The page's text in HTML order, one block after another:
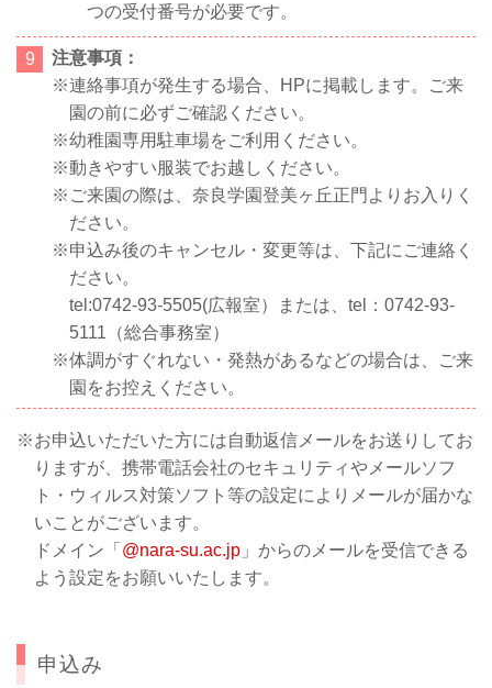
つの受付番号が必要です。
注意事項：
連絡事項が発生する場合、HPに掲載します。ご来
園の前に必ずご確認ください。
幼稚園専用駐車場をご利用ください。
動きやすい服装でお越しください。
ご来園の際は、奈良学園登美ヶ丘正門よりお入りく
ださい。
申込み後のキャンセル・変更等は、下記にご連絡く
ださい。
tel:0742-93-5505(広報室）または、tel：0742-93-
5111（総合事務室）
体調がすぐれない・発熱があるなどの場合は、ご来
園をお控えください。
お申込いただいた方には自動返信メールをお送りしてお
りますが、携帯電話会社のセキュリティやメールソフ
ト・ウィルス対策ソフト等の設定によりメールが届かな
いことがございます。
ドメイン「 @nara-su.ac.jp 」からのメールを受信できる
よう設定をお願いいたします。
申込み